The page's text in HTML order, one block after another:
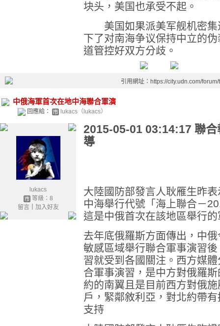
块头，美国也承受不起。
美国如果派美军舰机密集
下了对南海争议保持中立的
道管控好双方分歧。
引用網址：https://city.udn.com/
中俄海軍首次在地中海聯合軍演
回應給： lukacs（lukacs）
lukacs
等級：8
留言｜ 加入好友
2015-05-01 03:14:17 聯
導
大陸國防部發言人耿雁生昨
中海舉行代號「海上聯合－
這是中俄首次在該地區舉行
去年底俄羅斯方面傳出，中
敏感區域舉行聯合軍事演習
習就受到各國關注。西方媒
合軍事演習，是中方對俄羅
約的南翼且是目前西方對俄
戶，緊鄰敘利亞，對北約帶
支持